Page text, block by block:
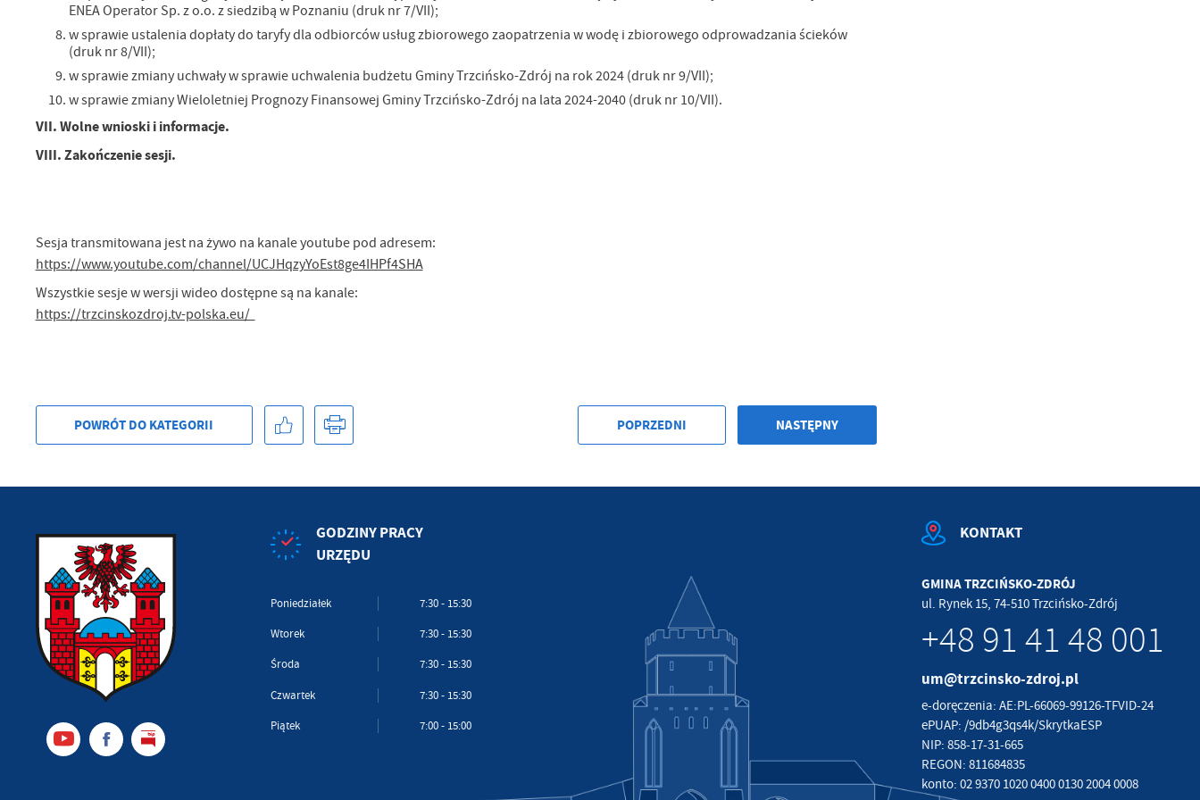
ENEA Operator Sp. z o.o. z siedzibą w Poznaniu (druk nr 7/VII);
w sprawie ustalenia dopłaty do taryfy dla odbiorców usług zbiorowego zaopatrzenia w wodę i zbiorowego odprowadzania ścieków
(druk nr 8/VII);
w sprawie zmiany uchwały w sprawie uchwalenia budżetu Gminy Trzcińsko-Zdrój na rok 2024 (druk nr 9/VII);
w sprawie zmiany Wieloletniej Prognozy Finansowej Gminy Trzcińsko-Zdrój na lata 2024-2040 (druk nr 10/VII).
VII. Wolne wnioski i informacje.
VIII. Zakończenie sesji.
Sesja transmitowana jest na żywo na kanale youtube pod adresem:
https://www.youtube.com/channel/UCJHqzyYoEst8ge4IHPf4SHA
Wszystkie sesje w wersji wideo dostępne są na kanale:
https://trzcinskozdroj.tv-polska.eu/
POWRÓT DO KATEGORII POPRZEDNI NASTĘPNY
GODZINY PRACY
URZĘDU
Poniedziałek 7:30 - 15:30
Wtorek 7:30 - 15:30
Środa 7:30 - 15:30
Czwartek 7:30 - 15:30
Piątek 7:00 - 15:00
KONTAKT
GMINA TRZCIŃSKO-ZDRÓJ
ul. Rynek 15, 74-510 Trzcińsko-Zdrój
+48 91 41 48 001
um@trzcinsko-zdroj.pl
e-doręczenia: AE:PL-66069-99126-TFVID-24
ePUAP: /9db4g3qs4k/SkrytkaESP
NIP: 858-17-31-665
REGON: 811684835
konto: 02 9370 1020 0400 0130 2004 0008
Promocyjne pliki cookies służą do prezentowania Ci naszych komunikatów na podstawie
analizy Twoich upodobań oraz Twoich zwyczajów dotyczących przeglądanej witryny
pośredników prezentujących nasze treści w postaci wiadomości, ofert, komunikatów mediów
społecznościowych.